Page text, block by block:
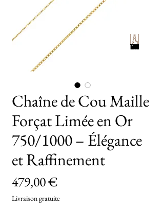
Chaîne de Cou Maille
Forçat Limée en Or
750/1000 – Élégance
et Raffinement
479,00 €Prix
Livraison gratuite
TryOn